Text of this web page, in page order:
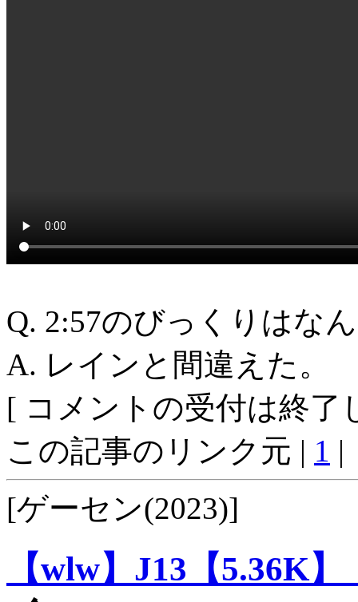
Q. 2:57のびっくりはな
A. レインと間違えた。
[ コメントの受付は終了
この記事のリンク元 | 1 |
[ゲーセン(2023)]
【wlw】J13【5.36K